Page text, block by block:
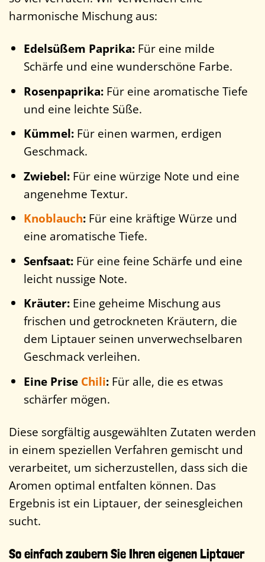
harmonische Mischung aus:
Edelsüßem Paprika:Für eine milde
Schärfe und eine wunderschöne Farbe.
Rosenpaprika:Für eine aromatische Tiefe
und eine leichte Süße.
Kümmel:Für einen warmen, erdigen
Geschmack.
Zwiebel:Für eine würzige Note und eine
angenehme Textur.
Knoblauch:Für eine kräftige Würze und
eine aromatische Tiefe.
Senfsaat:Für eine feine Schärfe und eine
leicht nussige Note.
Kräuter:Eine geheime Mischung aus
frischen und getrockneten Kräutern, die
dem Liptauer seinen unverwechselbaren
Geschmack verleihen.
Eine Prise Chili:Für alle, die es etwas
schärfer mögen.
Diese sorgfältig ausgewählten Zutaten werden
in einem speziellen Verfahren gemischt und
verarbeitet, um sicherzustellen, dass sich die
Aromen optimal entfalten können. Das
Ergebnis ist ein Liptauer, der seinesgleichen
sucht.
So einfach zaubern Sie Ihren eigenen Liptauer